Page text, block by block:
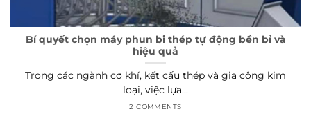
Bí quyết chọn máy phun bi thép tự động bền bỉ và
hiệu quả
Trong các ngành cơ khí, kết cấu thép và gia công kim
loại, việc lựa...
2 COMMENTS